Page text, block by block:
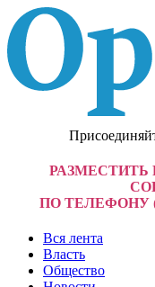
РАЗМЕСТИТЬ
ПО ТЕЛЕФОНУ
Вся лента
Власть
Общество